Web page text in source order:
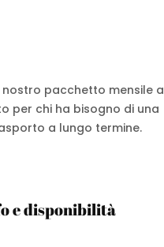
pacchetto mensile a
per chi ha bisogno di una
a lungo termine.
e disponibilità